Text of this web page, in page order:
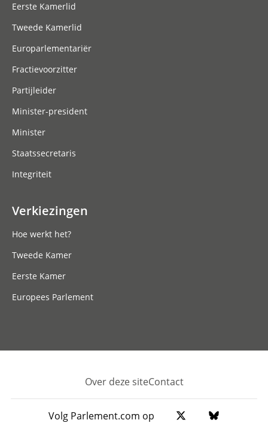
Eerste Kamerlid
Tweede Kamerlid
Europarlementariër
Fractievoorzitter
Partijleider
Minister-president
Minister
Staatssecretaris
Integriteit
Verkiezingen
Hoe werkt het?
Tweede Kamer
Eerste Kamer
Europees Parlement
Footer
Over deze siteContact
Volg Parlement.com op